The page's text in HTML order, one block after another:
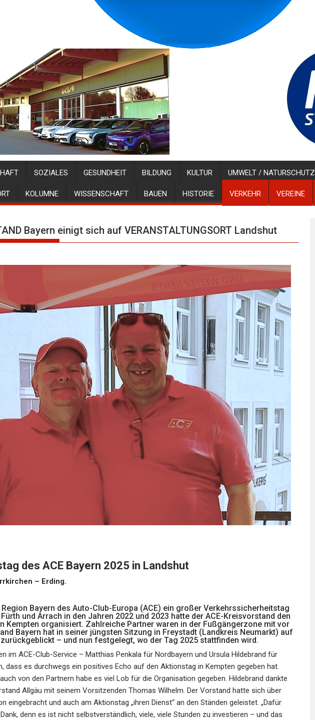
SOZIALES GESUNDHEIT BILDUNG KULTUR UMWELT / NATURSCHUTZ
KOLUMNE WISSENSCHAFT BAUEN HISTORIE VERKEHR VEREINE
Bayern einigt sich auf VERANSTALTUNGSORT Landshut
des ACE Bayern 2025 in Landshut
– Erding.
Bayern des Auto-Club-Europa (ACE) ein großer Verkehrssicherheitstag
und Arrach in den Jahren 2022 und 2023 hatte der ACE-Kreisvorstand den
Kempten organisiert. Zahlreiche Partner waren in der Fußgängerzone mit vor
Bayern hat in seiner jüngsten Sitzung in Freystadt (Landkreis Neumarkt) auf
– und nun festgelegt, wo der Tag 2025 stattfinden wird.
im ACE-Club-Service – Matthias Penkala für Nordbayern und Ursula Hildebrand für
dass es durchwegs ein positives Echo auf den Aktionstag in Kempten gegeben hat.
von den Partnern habe es viel Lob für die Organisation gegeben. Hildebrand dankte
Allgäu mit seinem Vorsitzenden Thomas Wilhelm. Der Vorstand hatte sich über
eingebracht und auch am Aktionstag „ihren Dienst“ an den Ständen geleistet. „Dafür
denn es ist nicht selbstverständlich, viele, viele Stunden zu investieren – und das